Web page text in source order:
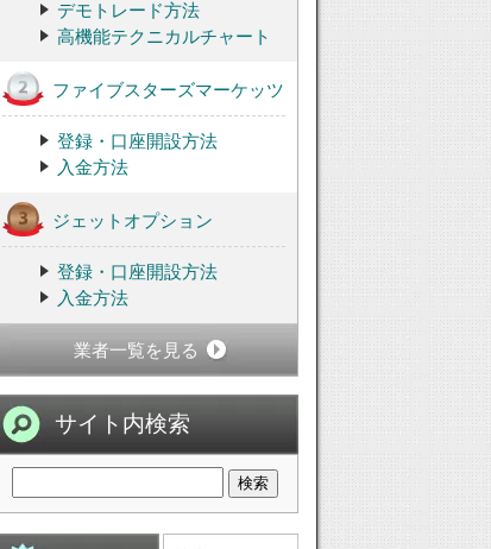
デモトレード方法
高機能テクニカルチャート
ファイブスターズマーケッツ
登録・口座開設方法
入金方法
ジェットオプション
登録・口座開設方法
入金方法
業者一覧を見る
サイト内検索